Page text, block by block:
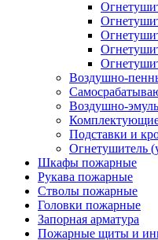
Воздушно-
Воздушно-
Подставки и
Огнетушитель
Шкафы пожарные
Рукава пожарные
Стволы пожарные
Головки пожарные
Запорная арматура
Пожарные щиты и